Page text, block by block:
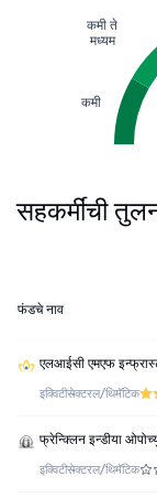
कमी
कमी ते
मध्यम
सहकर्मींची
फंडचे नाव
एलआईसी एमएफ
इक्विटीसेक्टरल/थिमॅटिक
फ्रेन्क्लिन इन्डीया
इक्विटीसेक्टरल/थिमॅटिक